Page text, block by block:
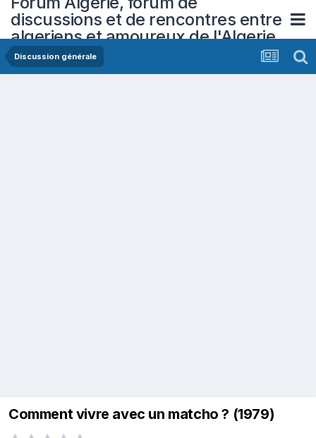
discussions et de rencontres entre
algeriens et amoureux de l'Algerie
Discussion générale
Comment vivre avec un matcho ? (1979)